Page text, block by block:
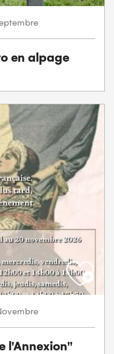
en alpage
l'Annexion"